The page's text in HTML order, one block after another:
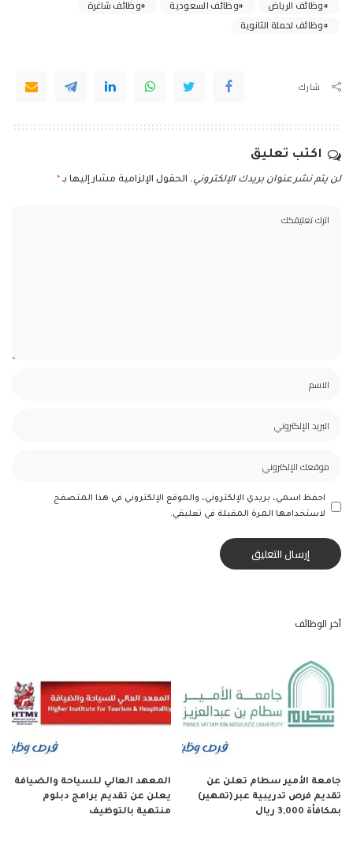
وظائف الرياض وظائف السعودية
وظائف شاغرة
وظائف لحملة الثانوية
شارك
اكتب تعليق
لن يتم نشر عنوان بريدك الإلكتروني. الحقول الإلزامية مشار إليها بـ *
احفظ اسمي، بريدي الإلكتروني، والموقع الإلكتروني في هذا المتصفح
لاستخدامها المرة المقبلة في تعليقي.
آخر الوظائف
جامعة الأمير سطام تعلن عن
تقديم فرص تدريبية عبر (تمهير)
بمكافأة 3,000 ريال
المعهد العالي للسياحة والضيافة
يعلن عن تقديم برامج دبلوم
منتهية بالتوظيف